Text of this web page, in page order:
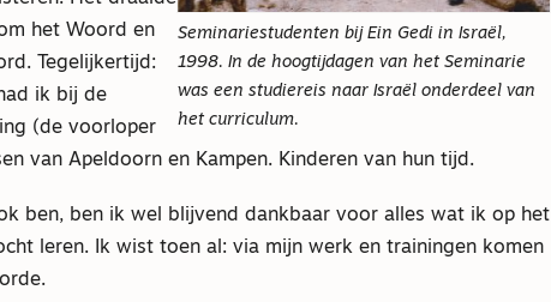
Seminariestudenten bij Ein Gedi in Israël,
1998. In de hoogtijdagen van het Seminarie
was een studiereis naar Israël onderdeel van
het curriculum.
het Woord en
Tegelijkertijd:
ik bij de
(de voorloper
van Apeldoorn en Kampen. Kinderen van hun tijd.
ben, ben ik wel blijvend dankbaar voor alles wat ik op het
leren. Ik wist toen al: via mijn werk en trainingen komen